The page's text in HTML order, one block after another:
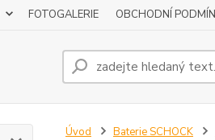
FOTOGALERIE OBCHODNÍ
Úvod Baterie SCHOCK